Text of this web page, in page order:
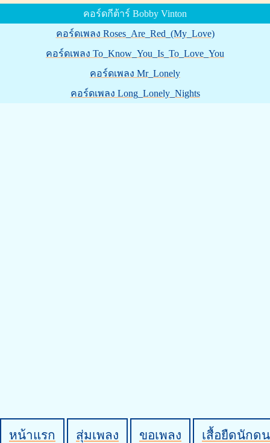
คอร์ดกีต้าร์ Bobby Vinton
คอร์ดเพลง Roses_Are_Red_(My_Love)
คอร์ดเพลง To_Know_You_Is_To_Love_You
คอร์ดเพลง Mr_Lonely
คอร์ดเพลง Long_Lonely_Nights
หน้าแรก สุ่มเพลง ขอเพลง เสื้อยืดนักด